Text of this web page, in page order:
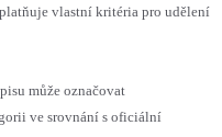
vlastní kritéria pro udělení
může označovat
ve srovnání s oficiální